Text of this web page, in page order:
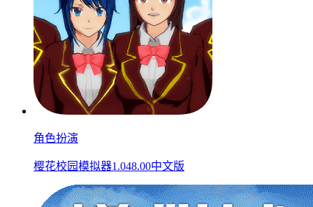
角色扮演
樱花校园模拟器1.048.00中文版